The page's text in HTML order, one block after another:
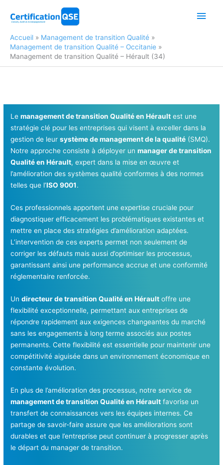
Accueil
Management de transition Qualité
Management de transition Qualité – Occitanie
Management de transition Qualité – Hérault (34)
Lemanagement de transition Qualité en Hérault est une
stratégie clé pour les entreprises qui visent à exceller dans la
gestion de leursystème de management de la qualité (SMQ).
Notre approche consiste à déployer unmanager de transition
Qualité en Hérault, expert dans la mise en œuvre et
l’amélioration des systèmes qualité conformes à des normes
telles que l’ISO 9001.
Ces professionnels apportent une expertise cruciale pour
diagnostiquer efficacement les problématiques existantes et
mettre en place des stratégies d’amélioration adaptées.
L’intervention de ces experts permet non seulement de
corriger les défauts mais aussi d’optimiser les processus,
garantissant ainsi une performance accrue et une conformité
réglementaire renforcée.
Undirecteur de transition Qualité en Hérault offre une
flexibilité exceptionnelle, permettant aux entreprises de
répondre rapidement aux exigences changeantes du marché
sans les engagements à long terme associés aux postes
permanents. Cette flexibilité est essentielle pour maintenir une
compétitivité aiguisée dans un environnement économique en
constante évolution.
En plus de l’amélioration des processus, notre service de
management de transition Qualité en Hérault favorise un
transfert de connaissances vers les équipes internes. Ce
partage de savoir-faire assure que les améliorations sont
durables et que l’entreprise peut continuer à progresser après
le départ du manager de transition.